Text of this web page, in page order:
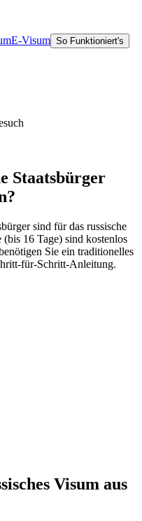
E-Visum So Funktioniert's
Staatsbürger
sind für das russische
16 Tage) sind kostenlos
Sie ein traditionelles
für-Schritt-Anleitung.
Visum aus